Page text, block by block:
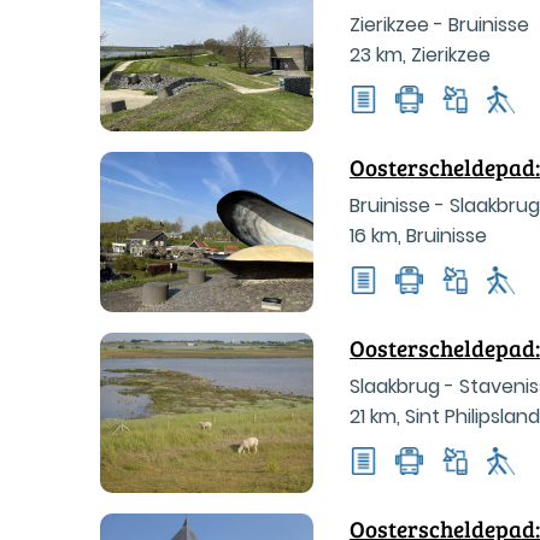
Zierikzee - Bruinisse
23 km, Zierikzee
Bruinisse - Slaakbrug
16 km, Bruinisse
Slaakbrug -
21 km, Sint Philipsland